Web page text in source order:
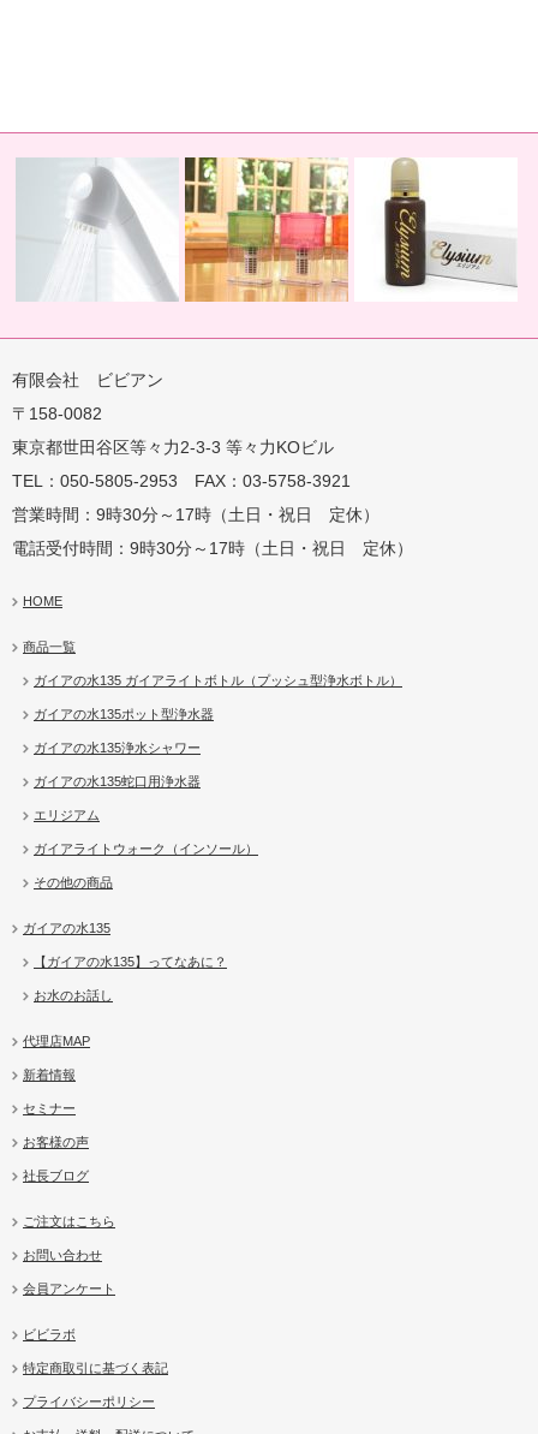
用地球の恵みを シャワー
有限会社 ビビアン
〒158-0082
東京都世田谷区等々力2-3-3 等々力KOビル
TEL：050-5805-2953 FAX：03-5758-3921
営業時間：9時30分～17時（土日・祝日 定休）
電話受付時間：9時30分～17時（土日・祝日 定休）
HOME
商品一覧
ガイアの水135 ガイアライトボトル（プッシュ型浄水ボトル）
ガイアの水135ポット型浄水器
ガイアの水135浄水シャワー
ガイアの水135蛇口用浄水器
エリジアム
ガイアライトウォーク（インソール）
その他の商品
ガイアの水135
【ガイアの水135】ってなあに？
お水のお話し
代理店MAP
新着情報
セミナー
お客様の声
社長ブログ
ご注文はこちら
お問い合わせ
会員アンケート
ビビラボ
特定商取引に基づく表記
プライバシーポリシー